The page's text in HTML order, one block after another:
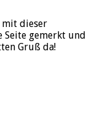
mit dieser
Seite gemerkt und
Gruß da!